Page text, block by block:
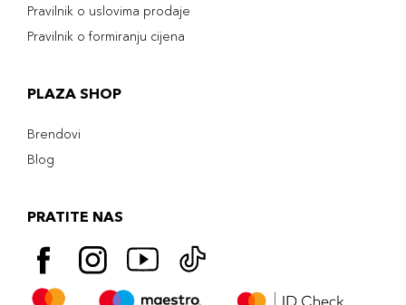
Pravilnik o uslovima prodaje
Pravilnik o formiranju cijena
PLAZA SHOP
Brendovi
Blog
PRATITE NAS